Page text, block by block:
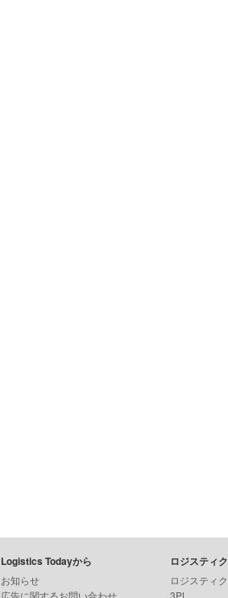
Logistics Todayから
お知らせ
ロジスティ
ロジスティ